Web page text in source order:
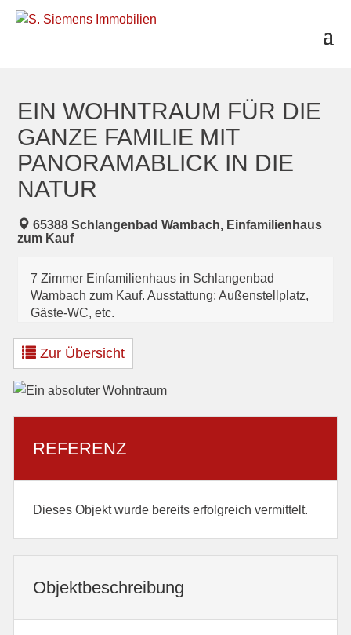
EIN WOHNTRAUM FÜR DIE
GANZE FAMILIE MIT
PANORAMABLICK IN DIE
NATUR
65388 Schlangenbad Wambach, Einfamilienhaus
zum Kauf
7 Zimmer Einfamilienhaus in Schlangenbad
Wambach zum Kauf. Ausstattung: Außenstellplatz,
Gäste-WC, etc.
Zur Übersicht
REFERENZ
Dieses Objekt wurde bereits erfolgreich vermittelt.
Objekt­beschreibung